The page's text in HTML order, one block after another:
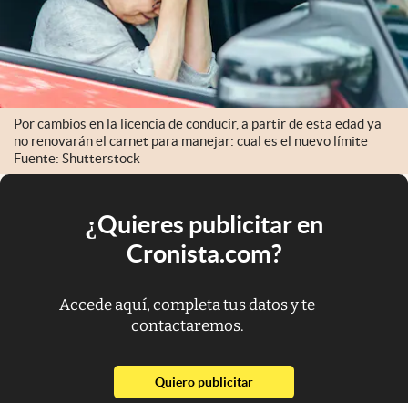
Por cambios en la licencia de conducir, a partir de esta edad ya
no renovarán el carnet para manejar: cual es el nuevo límite
Fuente: Shutterstock
¿Quieres publicitar en
Cronista.com?
Accede aquí, completa tus datos y te
contactaremos.
Quiero publicitarabre en nueva pestaña